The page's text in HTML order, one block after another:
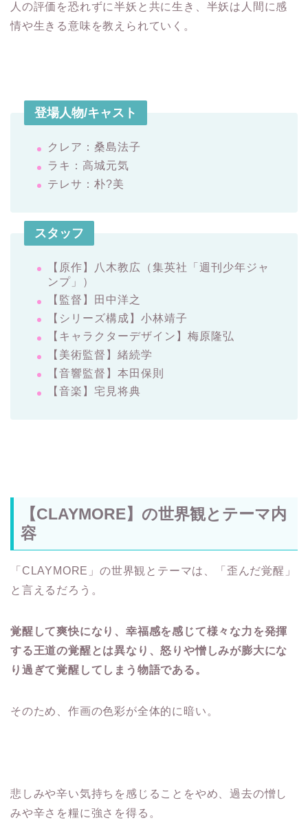
人の評価を恐れずに半妖と共に生き、半妖は人間に感
情や生きる意味を教えられていく。
登場人物/キャスト
クレア：桑島法子
ラキ：高城元気
テレサ：朴?美
スタッフ
【原作】八木教広（集英社「週刊少年ジャ
ンプ」）
【監督】田中洋之
【シリーズ構成】小林靖子
【キャラクターデザイン】梅原隆弘
【美術監督】緒続学
【音響監督】本田保則
【音楽】宅見将典
【CLAYMORE】の世界観とテーマ内
容
「CLAYMORE」の世界観とテーマは、「歪んだ覚醒」
と言えるだろう。
覚醒して爽快になり、幸福感を感じて様々な力を発揮
する王道の覚醒とは異なり、怒りや憎しみが膨大にな
り過ぎて覚醒してしまう物語である。
そのため、作画の色彩が全体的に暗い。
悲しみや辛い気持ちを感じることをやめ、過去の憎し
みや辛さを糧に強さを得る。